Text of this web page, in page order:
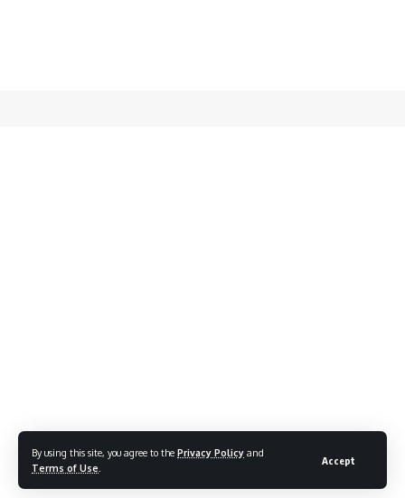
By using this site, you agree to the Privacy Policy and
Terms of Use
Accept